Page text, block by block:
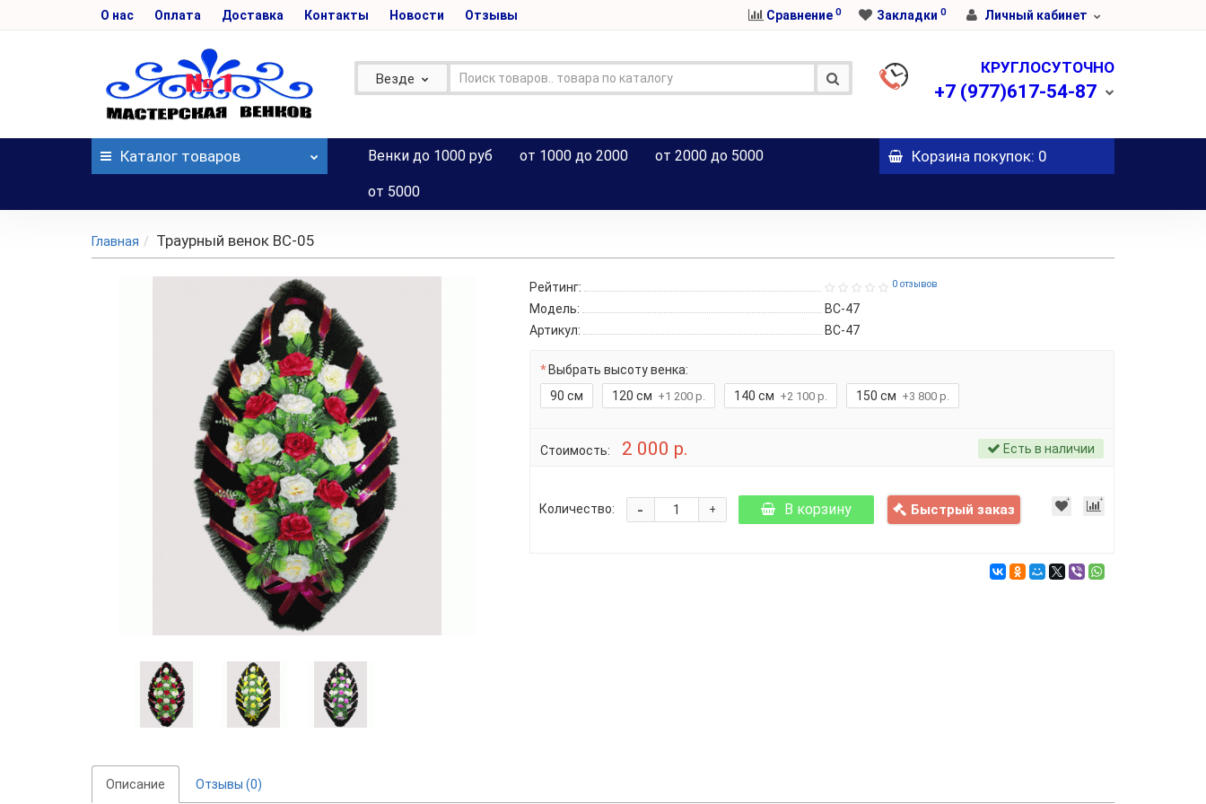
О нас Оплата Доставка Контакты Новости Отзывы Сравнение 0 Закладки 0 Личный кабинет
Везде
КРУГЛОСУТОЧНО
+7 (977)617-54-87
Каталог товаров Венки до 1000 руб от 1000 до 2000 от 2000 до 5000
от 5000
Корзинапокупок: 0
Главная Траурный венок BC-05
Рейтинг: 0 отзывов
Модель:
ВС-47
Артикул:
ВС-47
Выбрать высоту венка:
90 см
120 см +1 200 р. 140 см +2 100 р. 150 см +3 800 р.
Стоимость: 2 000 р. Есть в наличии
Количество: +
- В корзину Быстрый заказ
Описание Отзывы (0)